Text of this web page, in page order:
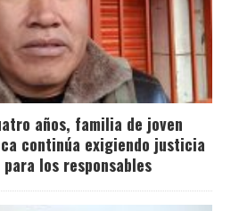
años, familia de joven
continúa exigiendo justicia
los responsables